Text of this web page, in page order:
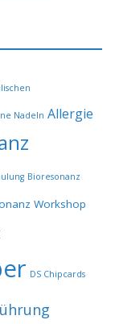
Nadeln Allergie
Bioresonanz
Workshop
DS Chipcards